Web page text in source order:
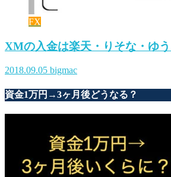
FX
XMの入金は楽天・りそな・ゆ
2018.09.05 bigmac
資金1万円→3ヶ月後どうなる？